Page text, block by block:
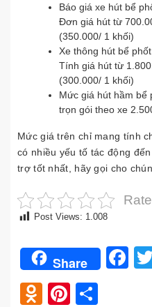
Báo giá xe hút bể
Đơn giá hút từ
(350.000/ 1 khối)
Xe thông hút bể
Tính giá hút từ
(300.000/ 1 khối)
Mức giá hút hầm bể
trọn gói theo xe
Mức giá trên chỉ mang tính
có nhiều yếu tố tác động
trợ tốt nhất, hãy gọi cho
Post Views: 1.008
Share
Pinterest